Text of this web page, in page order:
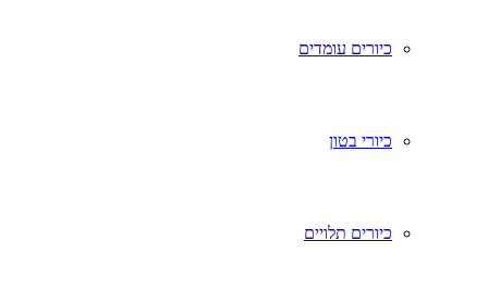
כיורים עומדים
כיורי בטון
כיורים תלויים